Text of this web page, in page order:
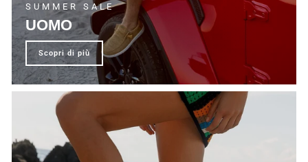
SUMMER SALE
UOMO
scopri di più